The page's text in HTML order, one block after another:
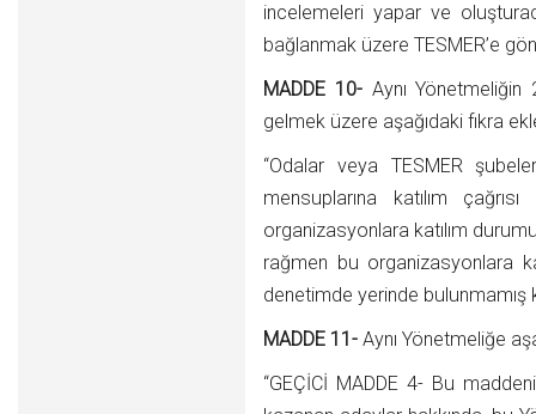
incelemeleri yapar ve
bağlanmak üzere TESMER’e
MADDE 10- Aynı
gelmek üzere aşağıdaki fıkra
“Odalar veya TESMER
mensuplarına katılım
organizasyonlara katılım
rağmen bu organizasyonlara
denetimde yerinde bulunmamış
MADDE 11- Aynı Yönetmeliğe
“GEÇİCİ MADDE 4- Bu